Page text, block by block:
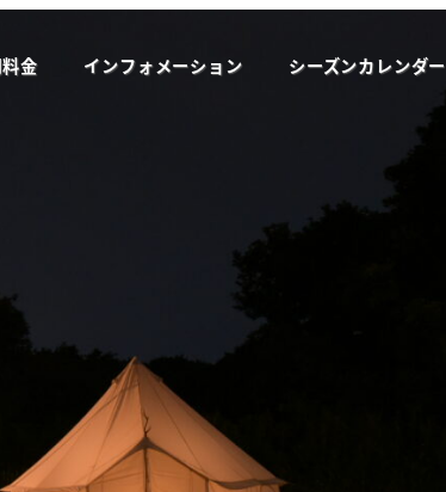
金 インフォメーション シーズンカレンダー